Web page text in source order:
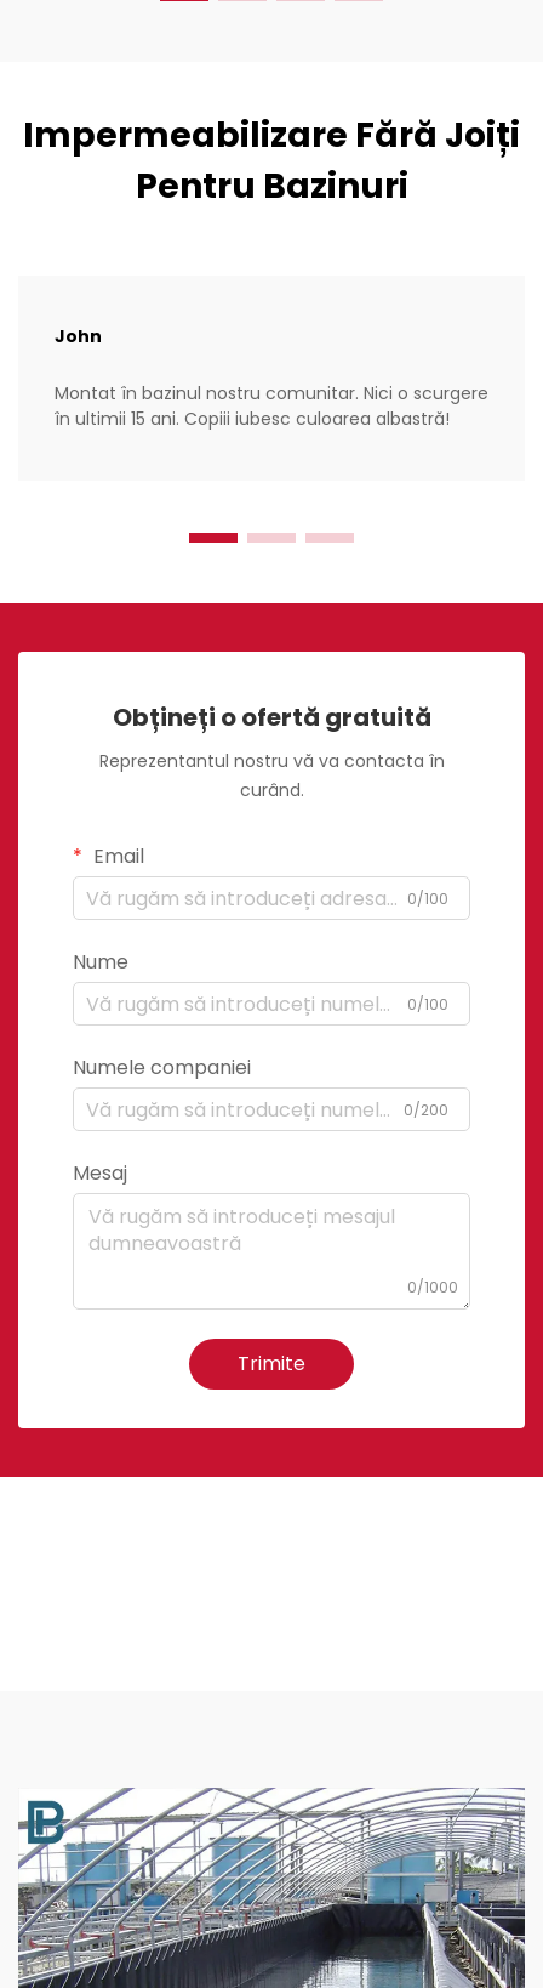
Impermeabilizare Fără Joiți
Pentru Bazinuri
John
Montat în bazinul nostru comunitar. Nici o scurgere
în ultimii 15 ani. Copiii iubesc culoarea albastră!
Obțineți o ofertă gratuită
Reprezentantul nostru vă va contacta în
curând.
Email
0/100
Nume
0/100
Numele companiei
0/200
Mesaj
0/1000
Trimite